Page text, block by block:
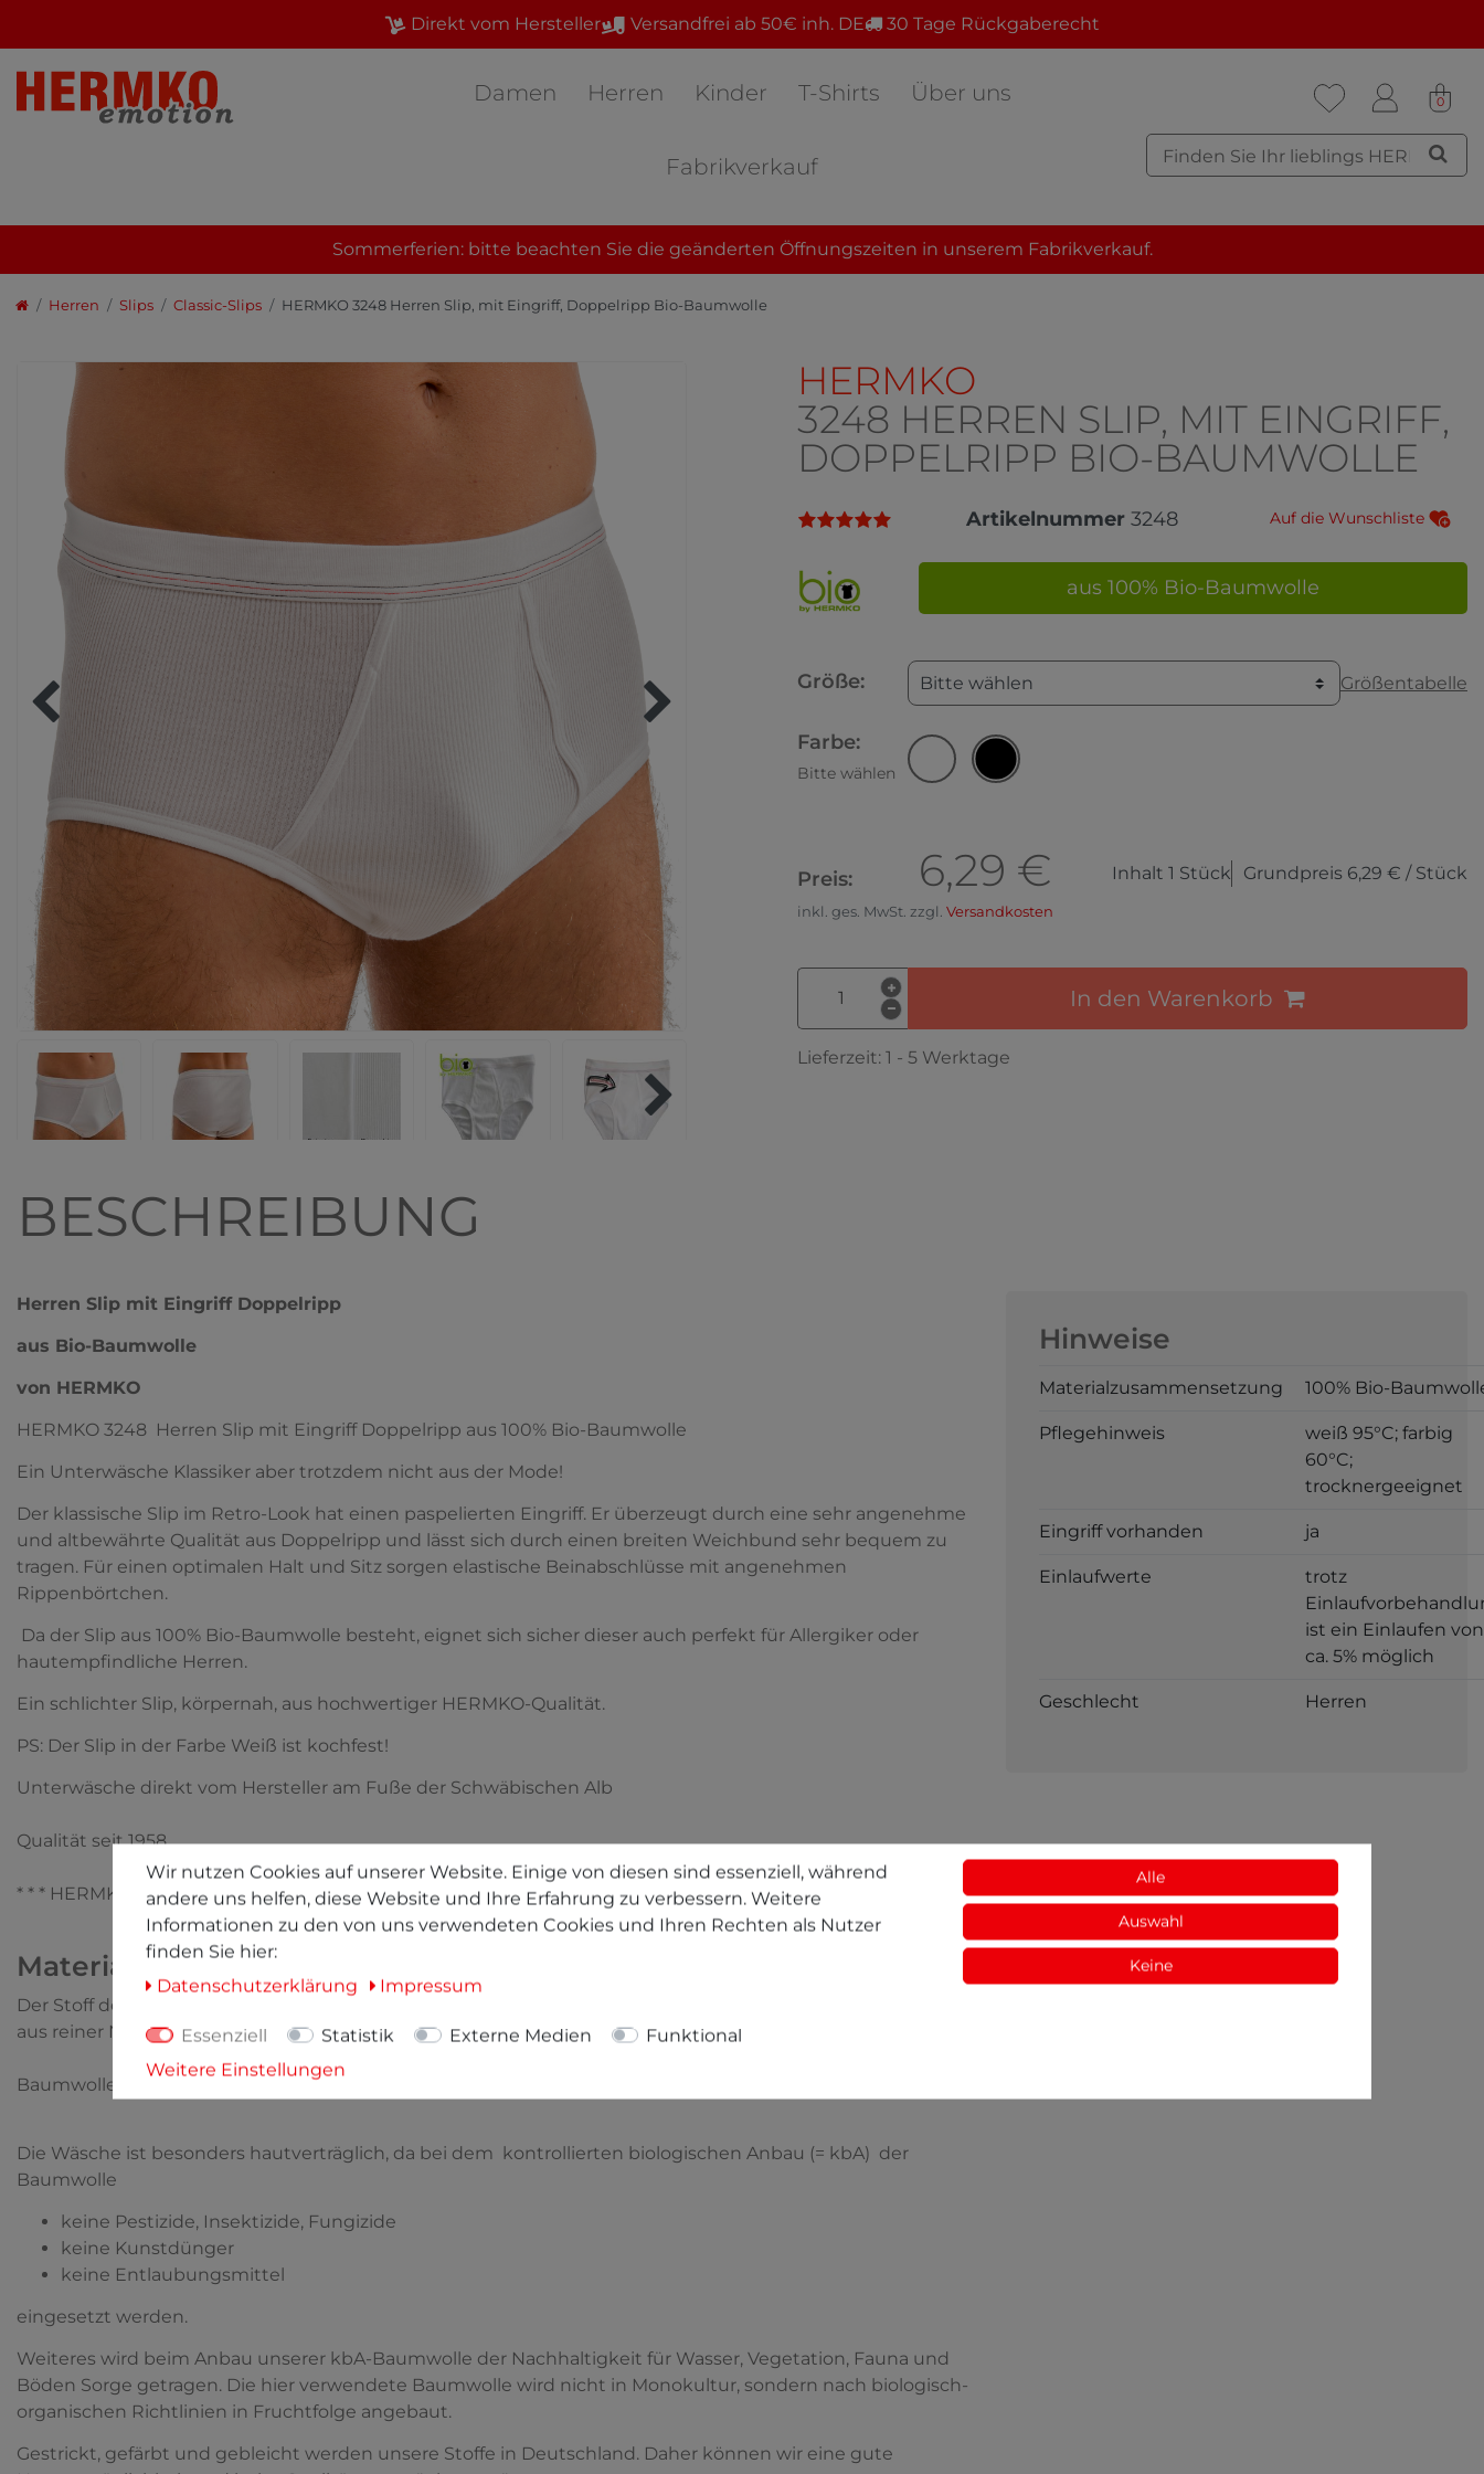
Direkt vom Hersteller Versandfrei ab 50€ inh. DE 30 Tage Rückgaberecht
Damen Herren Kinder T-Shirts Über uns
Fabrikverkauf
0
Sommerferien: bitte beachten Sie die geänderten Öffnungszeiten in unserem Fabrikverkauf.
Herren Slips Classic-Slips HERMKO 3248 Herren Slip, mit Eingriff, Doppelripp Bio-Baumwolle
HERMKO
3248 HERREN SLIP, MIT EINGRIFF,
DOPPELRIPP BIO-BAUMWOLLE
Artikelnummer 3248 Auf die Wunschliste
aus 100% Bio-Baumwolle
Größe: Bitte wählen Größentabelle
Farbe:
Bitte wählen
Preis: 6,29 € Inhalt 1 Stück Grundpreis 6,29 € / Stück
inkl. ges. MwSt. zzgl. Versandkosten
In den Warenkorb
Lieferzeit: 1 - 5 Werktage
BESCHREIBUNG
Herren Slip mit Eingriff Doppelripp
aus Bio-Baumwolle
von HERMKO
HERMKO 3248 Herren Slip mit Eingriff Doppelripp aus 100% Bio-Baumwolle
Ein Unterwäsche Klassiker aber trotzdem nicht aus der Mode!
Der klassische Slip im Retro-Look hat einen paspelierten Eingriff. Er überzeugt durch eine sehr angenehme
und altbewährte Qualität aus Doppelripp und lässt sich durch einen breiten Weichbund sehr bequem zu
tragen. Für einen optimalen Halt und Sitz sorgen elastische Beinabschlüsse mit angenehmen
Rippenbörtchen.
Da der Slip aus 100% Bio-Baumwolle besteht, eignet sich sicher dieser auch perfekt für Allergiker oder
hautempfindliche Herren.
Ein schlichter Slip, körpernah, aus hochwertiger HERMKO-Qualität.
PS: Der Slip in der Farbe Weiß ist kochfest!
Unterwäsche direkt vom Hersteller am Fuße der Schwäbischen Alb
Qualität seit 1958
* * * HERMKO - Wäsche zum Verlieben * * *
Materialinfo
Der Stoff des Artikels besteht zu 100% aus kontrolliert biologisch angebauter (=kbA) Baumwolle und somit
aus reiner Naturfaser.
Baumwolle ist sehr strapazierfähig, reißfest, langlebig und hat eine gute Saugfähigkeit.
Die Wäsche ist besonders hautverträglich, da bei dem kontrollierten biologischen Anbau (= kbA) der
Baumwolle
keine Pestizide, Insektizide, Fungizide
keine Kunstdünger
keine Entlaubungsmittel
eingesetzt werden.
Weiteres wird beim Anbau unserer kbA-Baumwolle der Nachhaltigkeit für Wasser, Vegetation, Fauna und
Böden Sorge getragen. Die hier verwendete Baumwolle wird nicht in Monokultur, sondern nach biologisch-
organischen Richtlinien in Fruchtfolge angebaut.
Gestrickt, gefärbt und gebleicht werden unsere Stoffe in Deutschland. Daher können wir eine gute
Hinweise
Materialzusammensetzung 100% Bio-
Pflegehinweis
weiß 95°C; farbig
60°C;
trocknergeeignet
Eingriff vorhanden ja
Einlaufwerte
trotz
ist ein Einlaufen von
ca. 5% möglich
Geschlecht Herren
Wir nutzen Cookies auf unserer Website. Einige von diesen sind essenziell, während
andere uns helfen, diese Website und Ihre Erfahrung zu verbessern. Weitere
Informationen zu den von uns verwendeten Cookies und Ihren Rechten als Nutzer
finden Sie hier:
Daten­schutz­erklärung
Impressum
Essenziell Statistik Externe Medien
Funktional
Weitere Einstellungen
Alle
Auswahl
Keine